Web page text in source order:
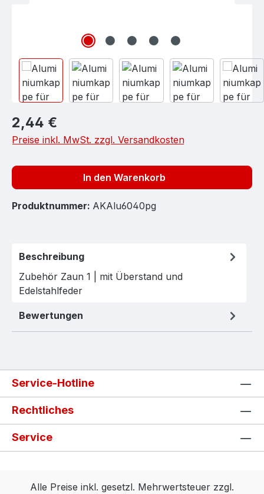
Regulärer Preis:
2,44 €
Preise inkl. MwSt. zzgl. Versandkosten
In den Warenkorb
Produktnummer: AKAlu6040pg
Beschreibung
Zubehör Zaun 1 | mit Überstand und
Edelstahlfeder
Bewertungen
Service-Hotline
Rechtliches
Service
Alle Preise inkl. gesetzl. Mehrwertsteuer zzgl.